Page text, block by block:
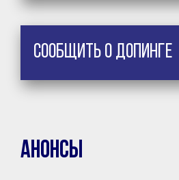
Сообщить о допинге
Анонсы